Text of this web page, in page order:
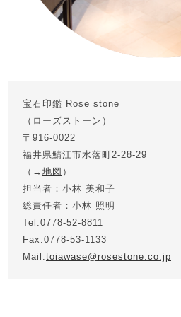
宝石印鑑 Rose stone
（ローズストーン）
〒916-0022
福井県鯖江市水落町2-28-29
（→ 地図 ）
担当者：小林 美和子
総責任者：小林 照明
Tel.0778-52-8811
Fax.0778-53-1133
Mail.toiawase@rosestone.co.jp